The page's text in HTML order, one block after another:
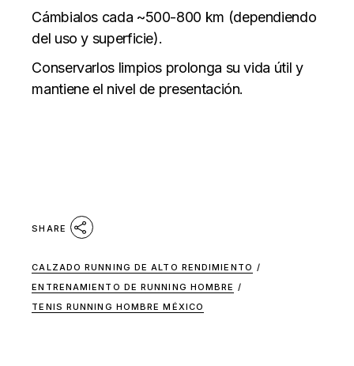
Cámbialos cada ~500-800 km (dependiendo
del uso y superficie).
Conservarlos limpios prolonga su vida útil y
mantiene el nivel de presentación.
SHARE
CALZADO RUNNING DE ALTO RENDIMIENTO /
ENTRENAMIENTO DE RUNNING HOMBRE /
TENIS RUNNING HOMBRE MÉXICO